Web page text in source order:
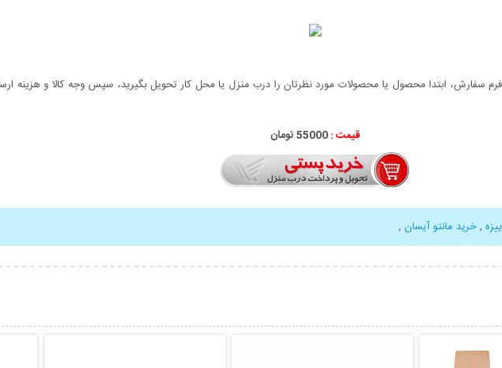
سفارش، ابتدا محصول یا محصولات مورد نظرتان را درب منزل یا محل کار تحویل بگیرید، سپس وجه کالا و هزینه
قیمت :55000 تومان
,خرید مانتو آیسان ,